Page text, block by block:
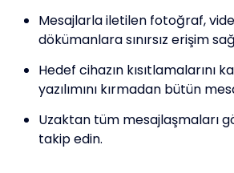
Mesajlarla iletilen fotoğraf,
dökümanlara sınırsız erişim
Hedef cihazın kısıtlamalarını
yazılımını kırmadan bütün
Uzaktan tüm mesajlaşmaları
takip edin.